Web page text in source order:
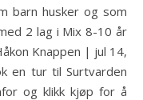
barn husker og som
2 lag i Mix 8-10 år
Knappen | jul 14,
en tur til Surtvarden
og klikk kjøp for å